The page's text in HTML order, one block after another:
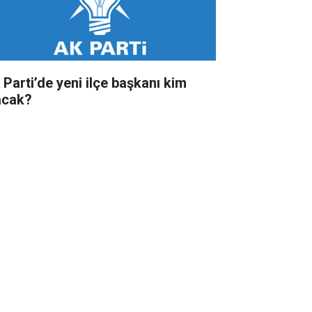
Parti’de yeni ilçe başkanı kim